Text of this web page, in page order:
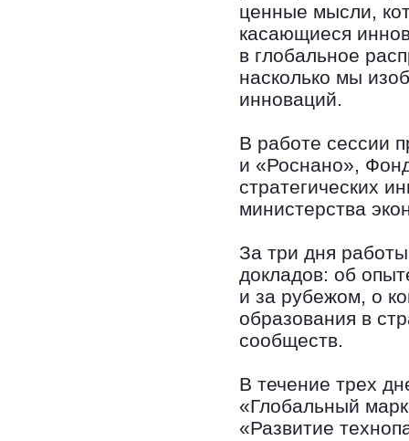
ценные мысли,
касающиеся
в глобальное
насколько мы
инноваций.
В работе сессии
и «Роснано»,
стратегических
министерства
За три дня
докладов: об
и за рубежом, о
образования в
сообществ.
В течение трех
«Глобальный
«Развитие